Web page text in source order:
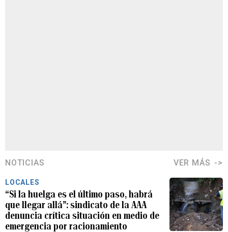
NOTICIAS VER MÁS
LOCALES
“Si la huelga es el último paso, habrá
que llegar allá”: sindicato de la AAA
denuncia crítica situación en medio de
emergencia por racionamiento